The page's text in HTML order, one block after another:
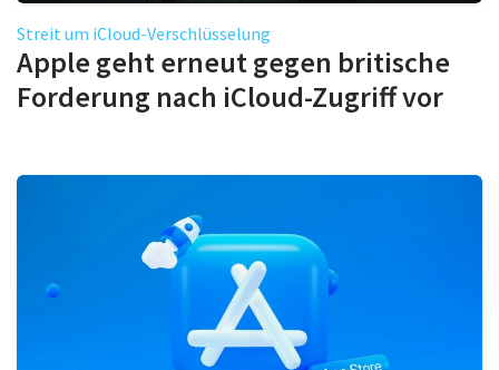
Streit um iCloud-Verschlüsselung
Apple geht erneut gegen britische
Forderung nach iCloud-Zugriff vor